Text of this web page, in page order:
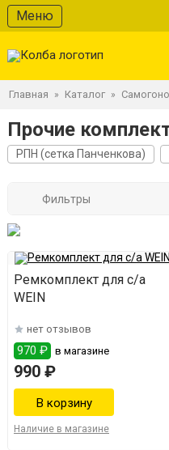
Меню
Главная » Каталог »
Прочие
РПН (сетка Панченкова)
Фильтры
Ремкомплект для с/а
WEIN
нет отзывов
970 ₽ в магазине
990 ₽
Наличие в магазине